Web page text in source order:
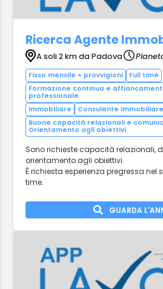
Ricerca Agente
A soli 2 km da Padova
Fisso mensile + provvigioni
Full time
Formazione continua e
professionale
Immobiliare
Consulente Immobiliare
Buone capacità relazionali e
Orientamento agli obiettivi
Sono richieste capacità relazionali,
orientamento agli obiettivi.
È richiesta esperienza pregressa nel
time.
GUARDA